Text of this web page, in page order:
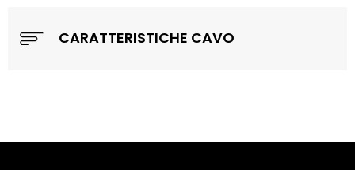
CARATTERISTICHE CAVO